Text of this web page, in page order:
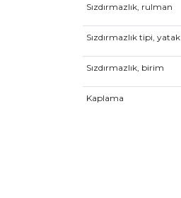
Sızdırmazlık, rulman
Sızdırmazlık tipi, yatak
Sızdırmazlık, birim
Kaplama